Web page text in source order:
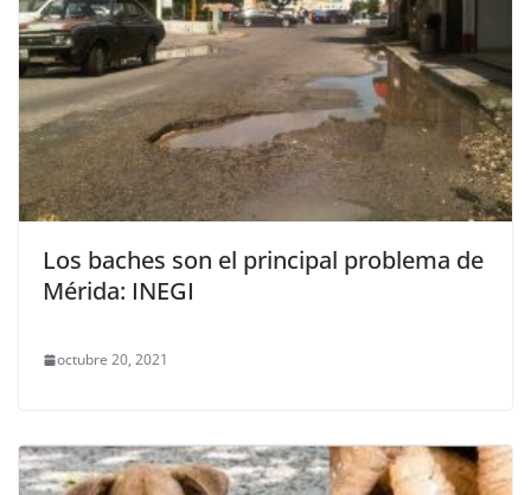
Los baches son el principal problema de
Mérida: INEGI
octubre 20, 2021